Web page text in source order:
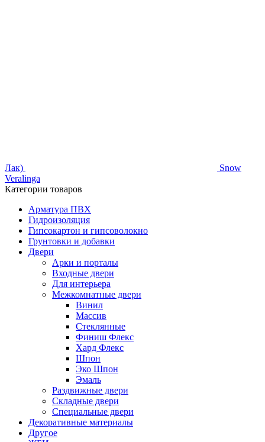
Лак)
Snow
Veralinga
Категории товаров
Арматура ПВХ
Гидроизоляция
Гипсокартон и гипсоволокно
Грунтовки и добавки
Двери
Арки и порталы
Входные двери
Для интерьера
Межкомнатные двери
Винил
Массив
Стеклянные
Финиш Флекс
Хард Флекс
Шпон
Эко Шпон
Эмаль
Раздвижные двери
Складные двери
Специальные двери
Декоративные материалы
Другое